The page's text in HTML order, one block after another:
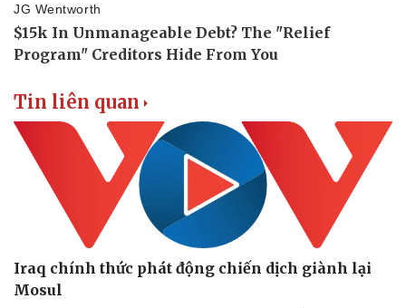
Tin liên quan
Iraq chính thức phát động chiến dịch giành lại
Mosul